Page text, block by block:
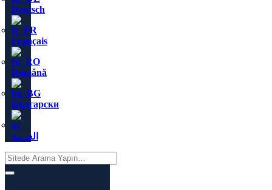
Deutsch
Français
Română
Български
العربية